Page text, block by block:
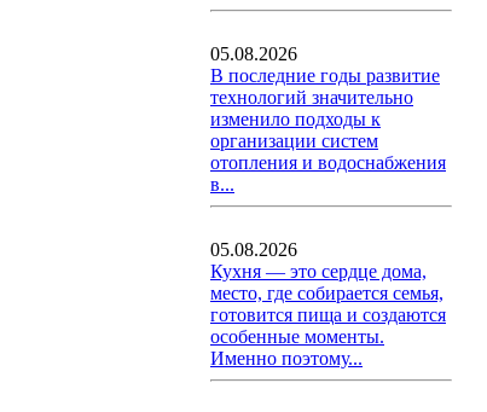
05.08.2026
В последние годы развитие
технологий значительно
изменило подходы к
организации систем
отопления и водоснабжения
в...
05.08.2026
Кухня — это сердце дома,
место, где собирается семья,
готовится пища и создаются
особенные моменты.
Именно поэтому...